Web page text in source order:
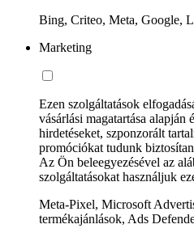
Bing, Criteo, Meta, Google,
Marketing
Ezen szolgáltatások
vásárlási magatartása alapján
hirdetéseket, szponzorált
promóciókat tudunk
Az Ön beleegyezésével az
szolgáltatásokat használjuk
Meta-Pixel, Microsoft
termékajánlások, Ads